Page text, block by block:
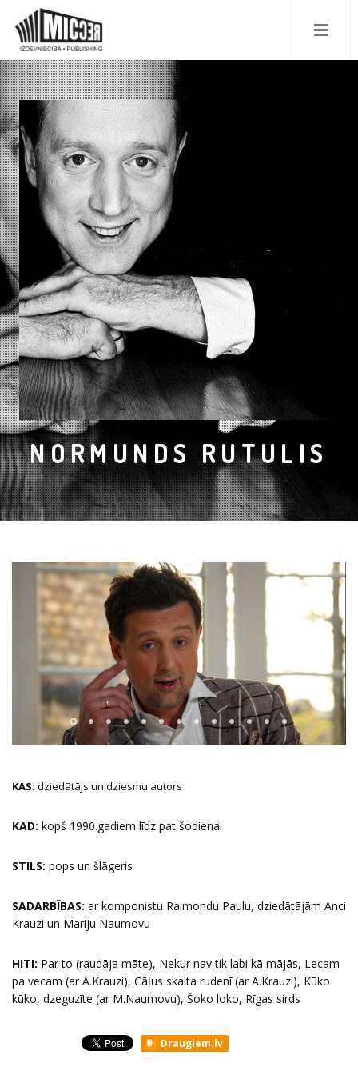
NORMUNDS RUTULIS
KAS: dziedātājs un dziesmu autors
KAD: kopš 1990.gadiem līdz pat šodienai
STILS: pops un šlāgeris
SADARBĪBAS: ar komponistu Raimondu Paulu, dziedātājām Anci
Krauzi un Mariju Naumovu
HITI: Par to (raudāja māte), Nekur nav tik labi kā mājās, Lecam
pa vecam (ar A.Krauzi), Cāļus skaita rudenī (ar A.Krauzi), Kūko
kūko, dzeguzīte (ar M.Naumovu), Šoko loko, Rīgas sirds
Draugiem.lv